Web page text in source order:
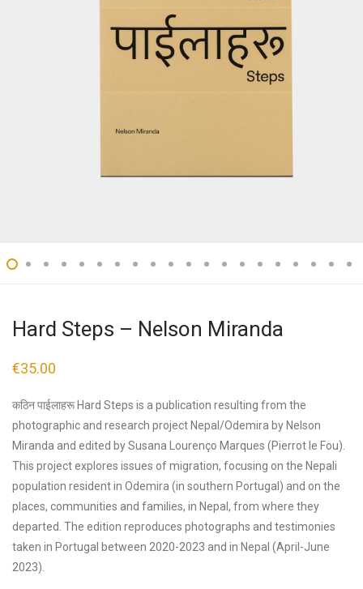
Hard Steps – Nelson Miranda
€35.00
कठिन पाईलाहरू Hard Steps is a publication resulting from the
photographic and research project Nepal/Odemira by Nelson
Miranda and edited by Susana Lourenço Marques (Pierrot le Fou).
This project explores issues of migration, focusing on the Nepali
population resident in Odemira (in southern Portugal) and on the
places, communities and families, in Nepal, from where they
departed. The edition reproduces photographs and testimonies
taken in Portugal between 2020-2023 and in Nepal (April-June
2023).